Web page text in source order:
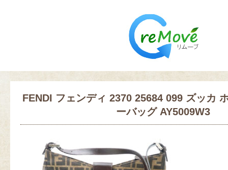
FENDI フェンディ 2370 25684 099 ズッカ
ーバッグ AY5009W3